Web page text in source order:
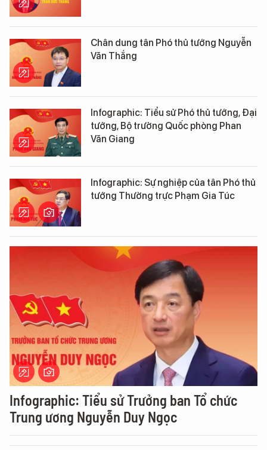
Chân dung tân Phó thủ tướng Nguyễn
Văn Thắng
Infographic: Tiểu sử Phó thủ tướng, Đại
tướng, Bộ trưởng Quốc phòng Phan
Văn Giang
Infographic: Sự nghiệp của tân Phó thủ
tướng Thường trực Phạm Gia Túc
Infographic: Tiểu sử Trưởng ban Tổ chức
Trung ương Nguyễn Duy Ngọc